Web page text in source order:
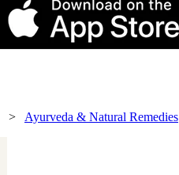
> Ayurveda & Natural Remedies